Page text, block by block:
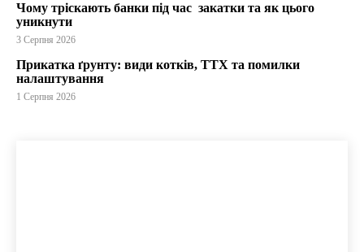
Чому тріскають банки під час закатки та як цього
уникнути
3 Серпня 2026
Прикатка ґрунту: види котків, ТТХ та помилки
налаштування
1 Серпня 2026